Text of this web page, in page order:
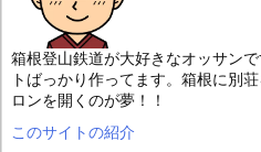
箱根登山鉄道が大好きなオッサン
トばっかり作ってます。箱根に別
ロンを開くのが夢！！
このサイトの紹介